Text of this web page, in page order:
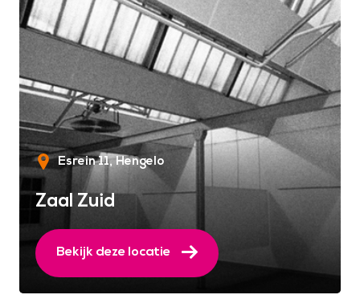
Esrein 11 Hengelo
Zaal Zuid
Bekijk deze locatie